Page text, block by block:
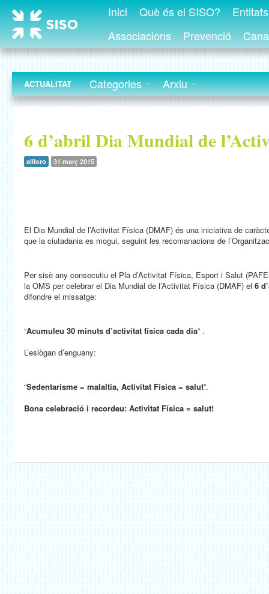
Inici Què és el SISO?
Associacions
Prevenció
ACTUALITAT Categories Arxiu
6 d’abril Dia Mundial de
allloro 31 març 2015
El Dia Mundial de l’Activitat Física (DMAF) és una iniciativa de
que la ciutadania es mogui, seguint les recomanacions de
Per sisè any consecutiu el Pla d’Activitat Física, Esport i Salut
la OMS per celebrar el Dia Mundial de l’Activitat Física (DMAF) el 6
difondre el missatge:
“Acumuleu 30 minuts d’activitat física cada dia” .
L’eslògan d’enguany:
“Sedentarisme = malaltia, Activitat Física = salut”.
Bona celebració i recordeu: Activitat Física = salut!